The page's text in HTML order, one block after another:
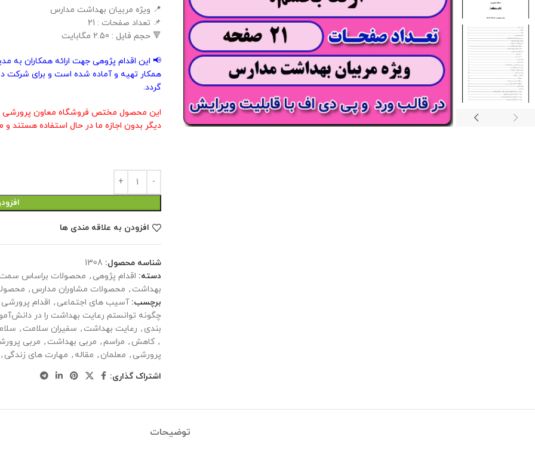
📍 ویژه مربیان بهداشت مدارس
📌 تعداد صفحات : 21
🔻 حجم فایل : 2.50 مگابایت
📢 این اقدام پژوهی جهت ارائه همکاران به
همکار تهیه و آماده شده است و برای شرکت
گردد.
این محصول مختص فروشگاه معاون
دیگر بدون اجازه ما در حال استفاده هستند
افزودن به علاقه مندی ها
شناسه محصول: 1308
دسته: اقدام پژوهی , محصولات براساس
بهداشت , محصولات مشاوران مدارس ,
برچسب: آسیب های اجتماعی , اقدام
چگونه توانستم رعایت بهداشت را در
بندی , رعایت بهداشت , سفیران سلامت ,
, کاهش , مراسم, مربی بهداشت , مربی
پرورشی , معلمان , مقاله , مهارت های زندگی ,
اشتراک گذاری:
توضیحات